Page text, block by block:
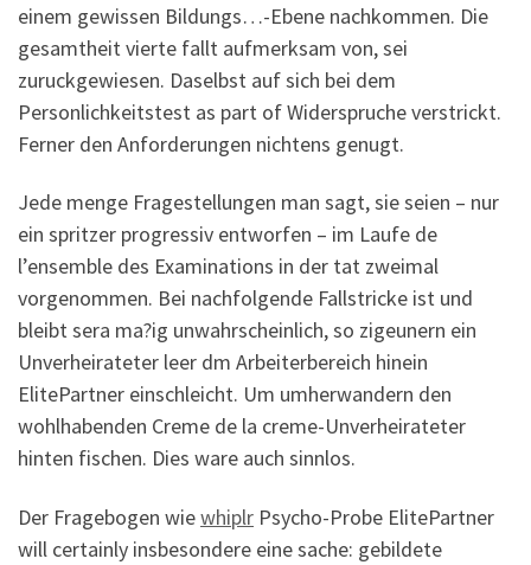
einem gewissen Bildungs…-Ebene nachkommen. Die
gesamtheit vierte fallt aufmerksam von, sei
zuruckgewiesen. Daselbst auf sich bei dem
Personlichkeitstest as part of Widerspruche verstrickt.
Ferner den Anforderungen nichtens genugt.
Jede menge Fragestellungen man sagt, sie seien – nur
ein spritzer progressiv entworfen – im Laufe de
l’ensemble des Examinations in der tat zweimal
vorgenommen. Bei nachfolgende Fallstricke ist und
bleibt sera ma?ig unwahrscheinlich, so zigeunern ein
Unverheirateter leer dm Arbeiterbereich hinein
ElitePartner einschleicht. Um umherwandern den
wohlhabenden Creme de la creme-Unverheirateter
hinten fischen. Dies ware auch sinnlos.
Der Fragebogen wiewhiplr Psycho-Probe ElitePartner
will certainly insbesondere eine sache: gebildete